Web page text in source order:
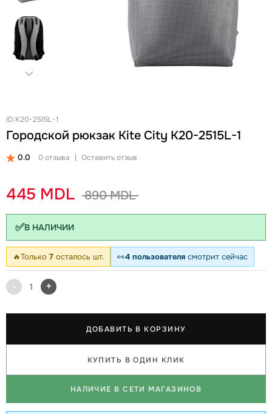
Ланчбоксы и бутылки
Бизнес рюкзаки
Школьные рюкзаки на колесах Snowball
Детские кошельки
Дошкольные рюкзаки
+
Ремни
Ключницы
Визитницы
Pungă cosmetică
Зонты
Новинки
Скидки и акции
ID:K20-2515L-1
Городской рюкзак Kite City K20-2515L-1
0.0 0 отзыва | Оставить отзыв
445 MDL 890 MDL
✅В НАЛИЧИИ
🔥Только 7 осталось шт. 👀4 пользователя смотрит сейчас
- 1 +
ДОБАВИТЬ В КОРЗИНУ
КУПИТЬ В ОДИН КЛИК
НАЛИЧИЕ В СЕТИ МАГАЗИНОВ